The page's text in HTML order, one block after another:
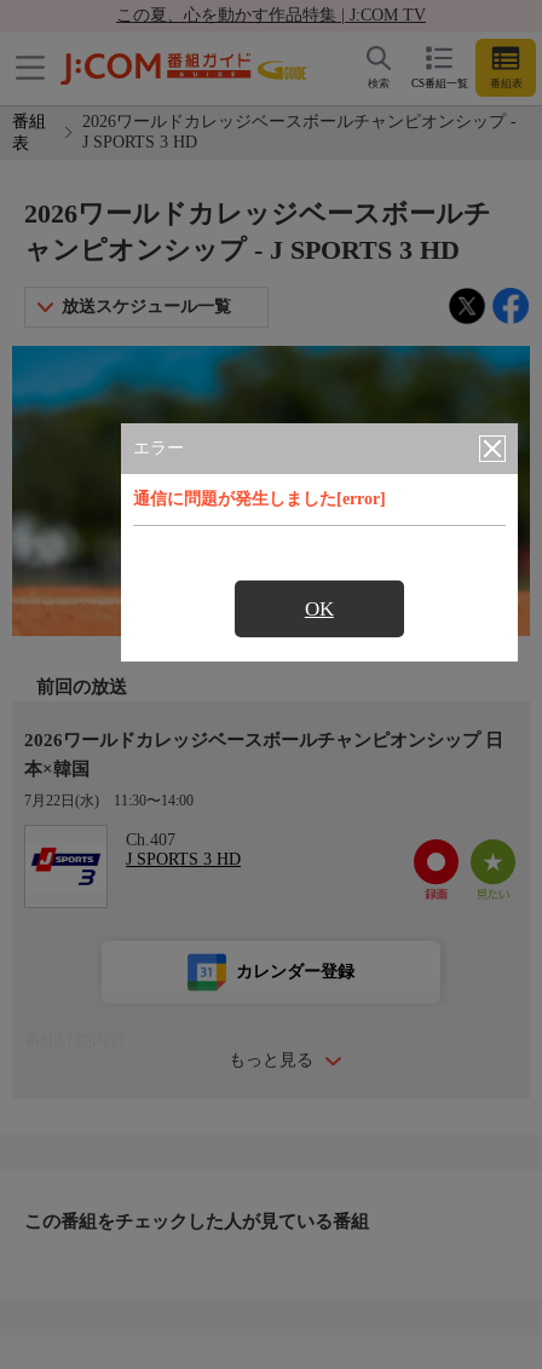
この夏、心を動かす作品特集 | J:COM TV
CS番組一覧 番組表
検索
番組
表
2026ワールドカレッジベースボールチャンピオンシップ -
J SPORTS 3 HD
エラー
通信に問題が発生しました[error]
OK
2026ワールドカレッジベースボールチ
ャンピオンシップ - J SPORTS 3 HD
放送スケジュール一覧
前回の放送
2026ワールドカレッジベースボールチャンピオンシップ 日
本×韓国
7月22日(水) 11:30〜14:00
Ch.407
J SPORTS 3 HD
もっと見る
カレンダー登録
この番組をチェックした人が見ている番組